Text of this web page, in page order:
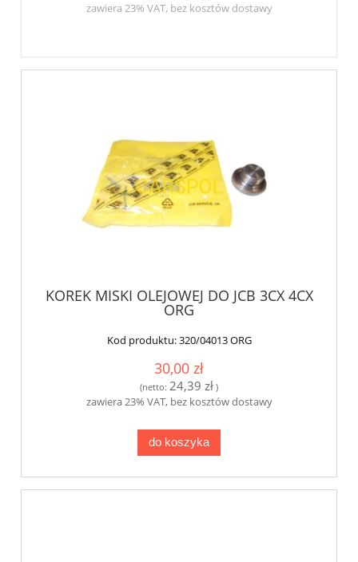
zawiera 23% VAT, bez kosztów dostawy
KOREK MISKI OLEJOWEJ DO JCB 3CX 4CX
ORG
Kod produktu:320/04013 ORG
30,00 zł
(netto: 24,39 zł )
zawiera 23% VAT, bez kosztów dostawy
do koszyka